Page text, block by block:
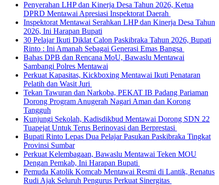
Penyerahan LHP dan Kinerja Desa Tahun 2026, Ketua
DPRD Mentawai Apresiasi Inspektorat Daerah
Inspektorat Mentawai Serahkan LHP dan Kinerja Desa Tahun
2026, Ini Harapan Bupati
30 Pelajar Ikuti Diklat Calon Paskibraka Tahun 2026, Bupati
Rinto : Ini Amanah Sebagai Generasi Emas Bangsa
Bahas DPB dan Rencana MoU, Bawaslu Mentawai
Sambangi Polres Mentawai
Perkuat Kapasitas, Kickboxing Mentawai Ikuti Penataran
Pelatih dan Wasit Juri
Tekan Tawuran dan Narkoba, PEKAT IB Padang Pariaman
Dorong Program Anugerah Nagari Aman dan Korong
Tangguh
Kunjungi Sekolah, Kadisdikbud Mentawai Dorong SDN 22
Tuapejat Untuk Terus Berinovasi dan Berprestasi
Bupati Rinto Lepas Dua Pelajar Pasukan Paskibraka Tingkat
Provinsi Sumbar
Perkuat Kelembagaan, Bawaslu Mentawai Teken MOU
Dengan Pemkab, Ini Harapan Bupati
Pemuda Katolik Komcab Mentawai Resmi di Lantik, Renatus
Rudi Ajak Seluruh Pengurus Perkuat Sinergitas